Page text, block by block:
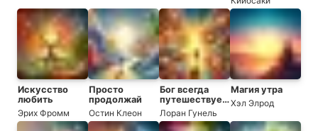
Искусство
любить
Эрих Фромм
Просто
продолжай
Остин Клеон
Бог всегда
путешествует
инкогнито
Лоран Гунель
Магия утра
Хэл Элрод